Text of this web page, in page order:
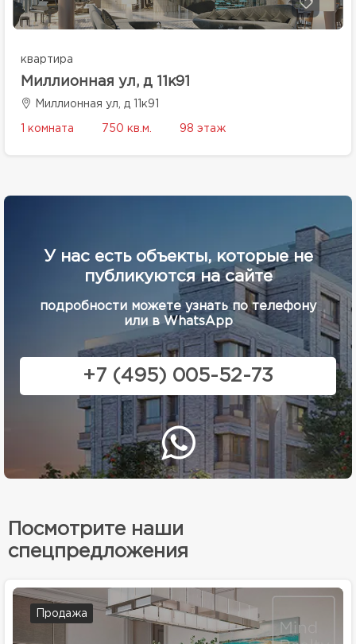
квартира
Миллионная ул, д 11к91
Миллионная ул, д 11к91
1 комната 750 кв.м. 98 этаж
У нас есть объекты, которые не
публикуются на сайте
подробности можете узнать по телефону
или в WhatsApp
+7 (495) 005-52-73
Посмотрите наши
спецпредложения
Продажа